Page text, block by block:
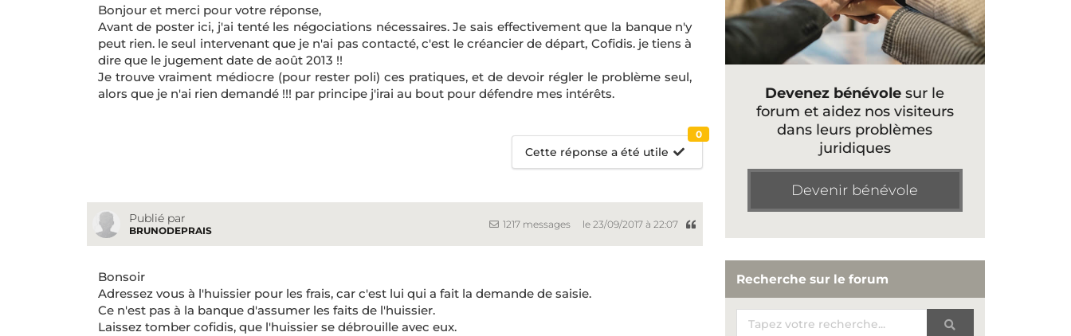
Bonjour et merci pour votre réponse,
Avant de poster ici, j'ai tenté les négociations nécessaires. Je sais effectivement que la banque n'y
peut rien. le seul intervenant que je n'ai pas contacté, c'est le créancier de départ, Cofidis. je tiens à
dire que le jugement date de août 2013 !!
Je trouve vraiment médiocre (pour rester poli) ces pratiques, et de devoir régler le problème seul,
alors que je n'ai rien demandé !!! par principe j'irai au bout pour défendre mes intérêts.
Cette réponse a été utile
0
Publié par
BRUNODEPRAIS
1217 messages le 23/09/2017 à 22:07
Bonsoir
Adressez vous à l'huissier pour les frais, car c'est lui qui a fait la demande de saisie.
Ce n'est pas à la banque d'assumer les faits de l'huissier.
Laissez tomber cofidis, que l'huissier se débrouille avec eux.
Devenez bénévole sur le
forum et aidez nos visiteurs
dans leurs problèmes
juridiques
Devenir bénévole
Recherche sur le forum